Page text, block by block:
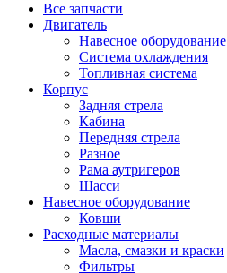
Все запчасти
Двигатель
Навесное оборудование
Система охлаждения
Топливная система
Корпус
Задняя стрела
Кабина
Передняя стрела
Разное
Рама аутригеров
Шасси
Навесное оборудование
Ковши
Расходные материалы
Масла, смазки и краски
Фильтры